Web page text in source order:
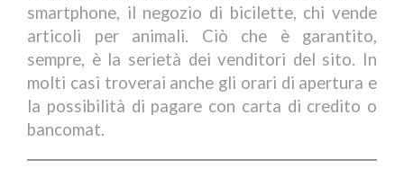
smartphone, il negozio di bicilette, chi vende
articoli per animali. Ciò che è garantito,
sempre, è la serietà dei venditori del sito. In
molti casi troverai anche gli orari di apertura e
la possibilità di pagare con carta di credito o
bancomat.